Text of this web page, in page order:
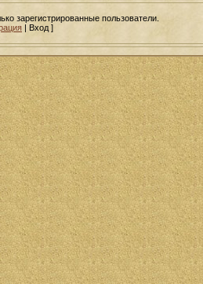
зарегистрированные пользователи.
| Вход ]